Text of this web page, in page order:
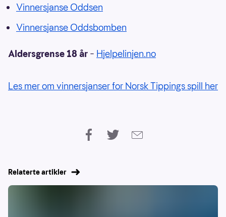
Vinnersjanse Oddsen
Vinnersjanse Oddsbomben
Aldersgrense 18 år – Hjelpelinjen.no
Les mer om vinnersjanser for Norsk Tippings spill her
Relaterte artikler